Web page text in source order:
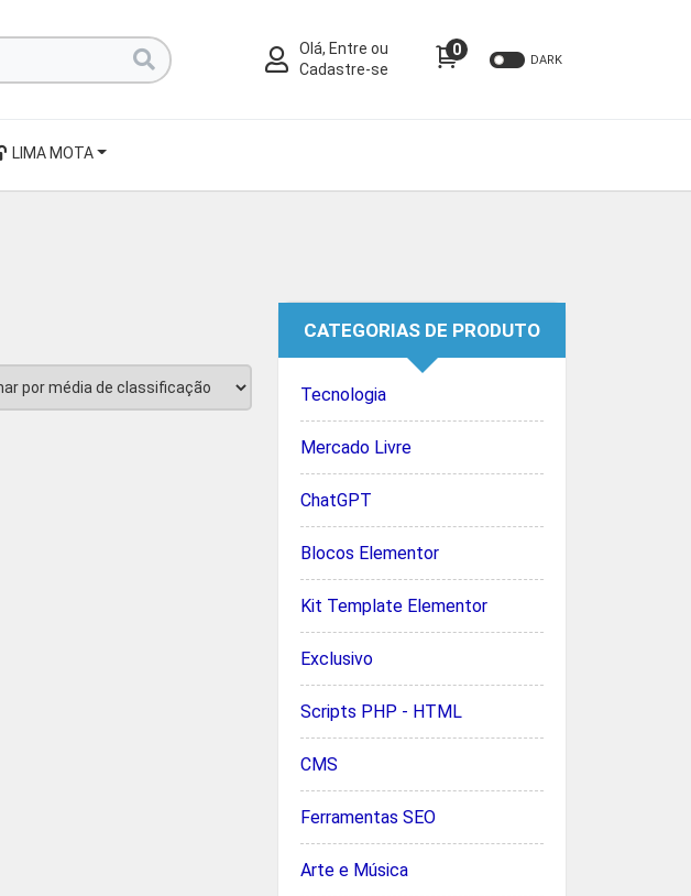
Olá, Entre ou
Cadastre-se
0
DARK
LIMA MOTA
CATEGORIAS DE PRODUTO
Tecnologia
Mercado Livre
ChatGPT
Blocos Elementor
Kit Template Elementor
Exclusivo
Scripts PHP - HTML
CMS
Ferramentas SEO
Arte e Música